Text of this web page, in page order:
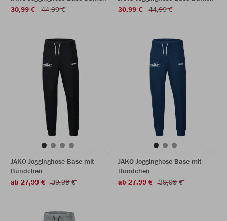
30,99 €
44,99 €
30,99 €
44,99 €
JAKO Jogginghose Base mit
Bündchen
ab 27,99 €
39,99 €
JAKO Jogginghose Base mit
Bündchen
ab 27,99 €
39,99 €